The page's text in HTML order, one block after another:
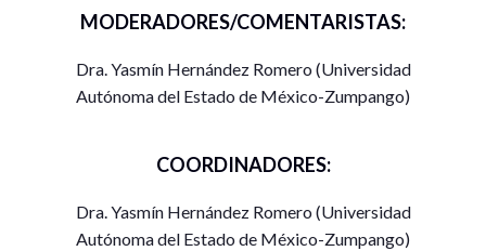
MODERADORES/COMENTARISTAS:
Dra. Yasmín Hernández Romero (Universidad
Autónoma del Estado de México-Zumpango)
COORDINADORES:
Dra. Yasmín Hernández Romero (Universidad
Autónoma del Estado de México-Zumpango)